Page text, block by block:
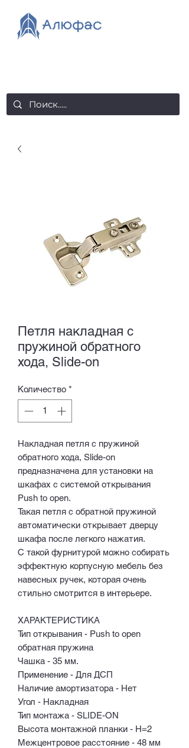
Петля накладная с
пружиной обратного
хода, Slide-on
Количество *
Накладная петля с пружиной
обратного хода, Slide-on
предназначена для установки на
шкафах с системой открывания
Push to open.
Такая петля с обратной пружиной
автоматически открывает дверцу
шкафа после легкого нажатия.
С такой фурнитурой можно собирать
эффектную корпусную мебель без
навесных ручек, которая очень
стильно смотрится в интерьере.
ХАРАКТЕРИСТИКА
Тип открывания - Push to open
обратная пружина
Чашка - 35 мм.
Применение - Для ДСП
Наличие амортизатора - Нет
Угол - Накладная
Тип монтажа - SLIDE-ON
Высота монтажной планки - H=2
Межцентровое расстояние - 48 мм